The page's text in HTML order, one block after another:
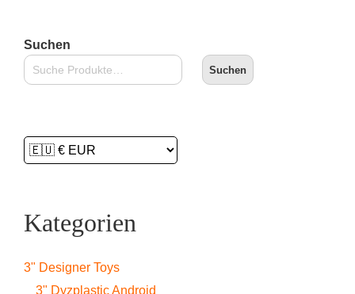
Suchen
Suchen
Kategorien
3" Designer Toys
3" Dyzplastic Android